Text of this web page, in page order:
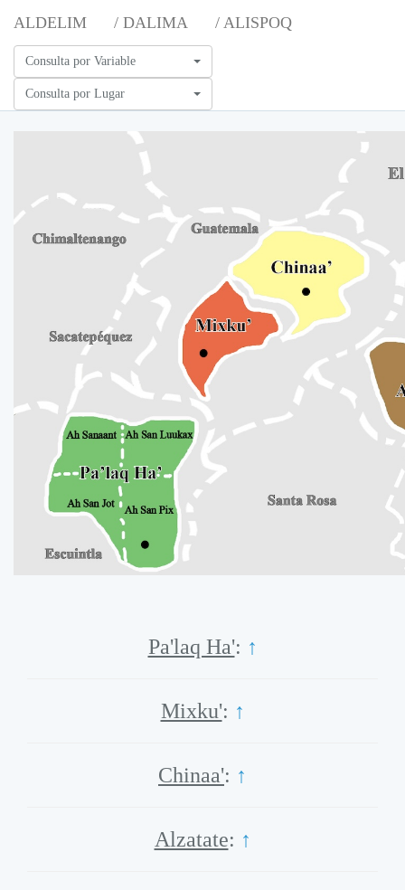
ALDELIM / DALIMA / ALISPOQ
Consulta por Variable
Consulta por Lugar
Pa'laq Ha': ↑
Mixku': ↑
Chinaa': ↑
Alzatate: ↑